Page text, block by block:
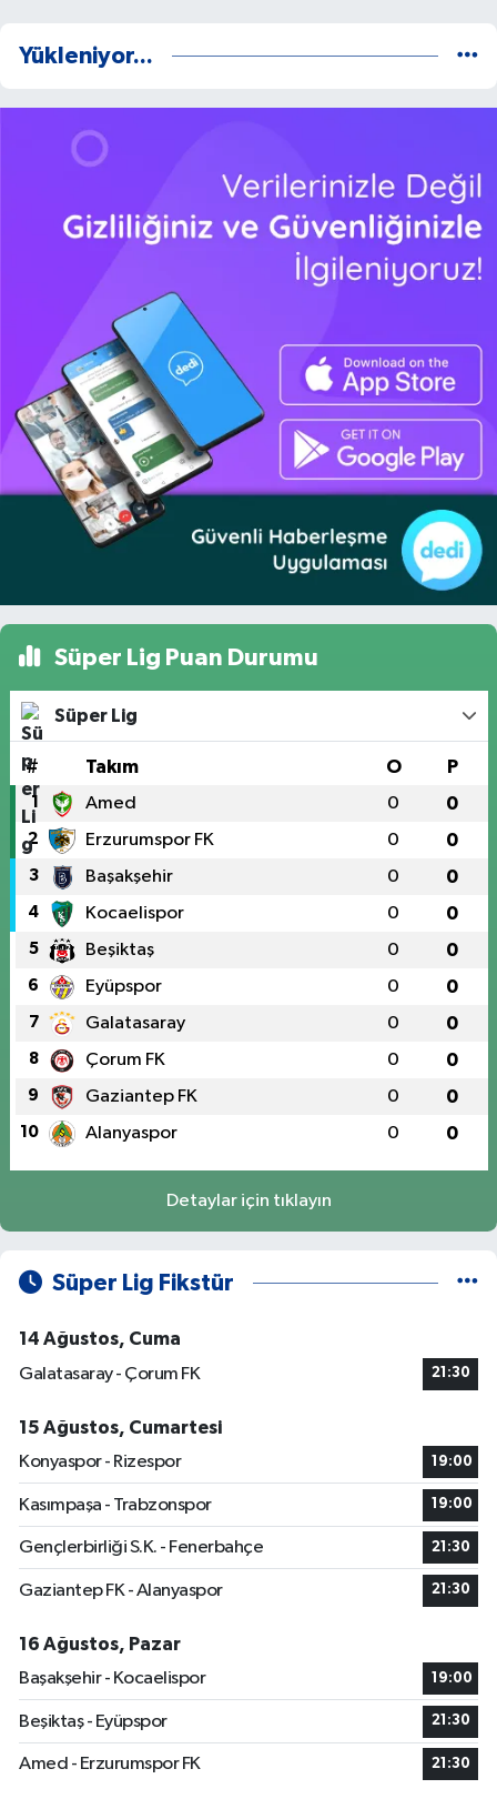
Yükleniyor...
Süper Lig Puan Durumu
Süper Lig
# Takım O P
1 Amed 0 0
2 Erzurumspor FK 0 0
3 Başakşehir 0 0
4 Kocaelispor 0 0
5 Beşiktaş 0 0
6 Eyüpspor 0 0
7 Galatasaray 0 0
8 Çorum FK 0 0
9 Gaziantep FK 0 0
10 Alanyaspor 0 0
Detaylar için tıklayın
Süper Lig Fikstür
14 Ağustos, Cuma
Galatasaray - Çorum FK
21:30
15 Ağustos, Cumartesi
Konyaspor - Rizespor
19:00
Kasımpaşa - Trabzonspor 19:00
Gençlerbirliği S.K. - Fenerbahçe 21:30
Gaziantep FK - Alanyaspor 21:30
16 Ağustos, Pazar
Başakşehir - Kocaelispor
19:00
Beşiktaş - Eyüpspor 21:30
Amed - Erzurumspor FK 21:30